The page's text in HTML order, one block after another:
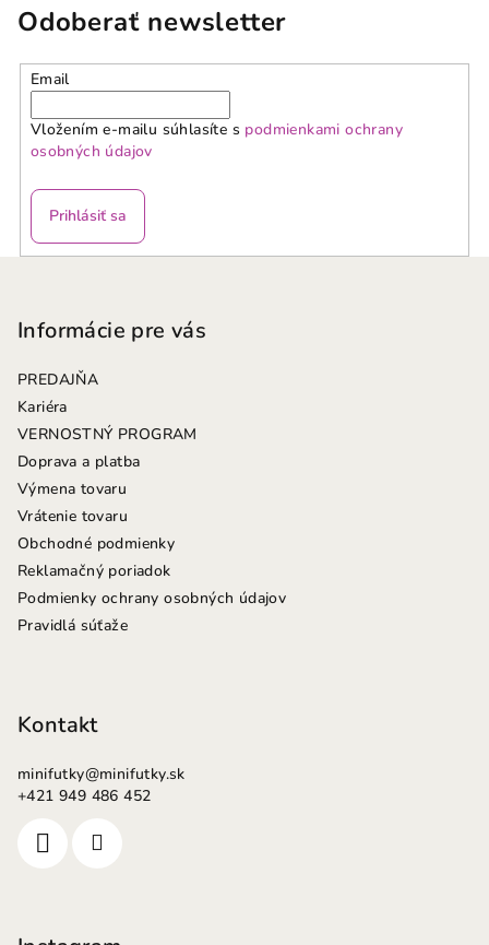
Odoberať newsletter
Email
Vložením e-mailu súhlasíte s podmienkami ochrany
osobných údajov
Prihlásiť sa
Informácie pre vás
PREDAJŇA
Kariéra
VERNOSTNÝ PROGRAM
Doprava a platba
Výmena tovaru
Vrátenie tovaru
Obchodné podmienky
Reklamačný poriadok
Podmienky ochrany osobných údajov
Pravidlá súťaže
Kontakt
minifutky@minifutky.sk
+421 949 486 452